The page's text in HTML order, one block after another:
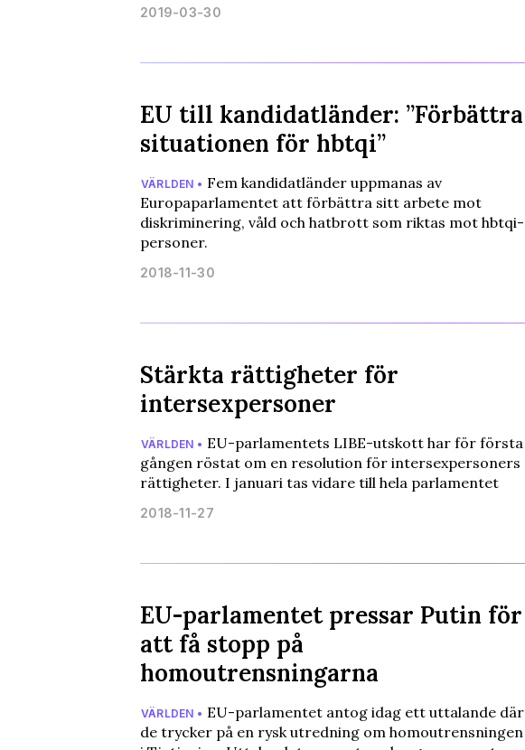
2019-03-30
EU till kandidatländer: ”Förbättra
situationen för hbtqi”
VÄRLDEN • Fem kandidatländer uppmanas av
Europaparlamentet att förbättra sitt arbete mot
diskriminering, våld och hatbrott som riktas mot hbtqi-
personer.
2018-11-30
Stärkta rättigheter för
intersexpersoner
VÄRLDEN • EU-parlamentets LIBE-utskott har för första
gången röstat om en resolution för intersexpersoners
rättigheter. I januari tas vidare till hela parlamentet
2018-11-27
EU-parlamentet pressar Putin för
att få stopp på
homoutrensningarna
VÄRLDEN • EU-parlamentet antog idag ett uttalande där
de trycker på en rysk utredning om homoutrensningen